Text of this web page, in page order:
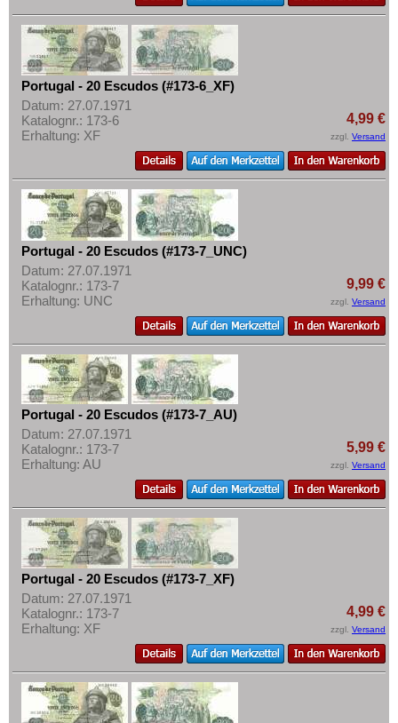
Portugal - 20 Escudos (#173-6_XF)
Datum: 27.07.1971
Katalognr.: 173-6
Erhaltung: XF
4,99 €
zzgl. Versand
Portugal - 20 Escudos (#173-7_UNC)
Datum: 27.07.1971
Katalognr.: 173-7
Erhaltung: UNC
9,99 €
zzgl. Versand
Portugal - 20 Escudos (#173-7_AU)
Datum: 27.07.1971
Katalognr.: 173-7
Erhaltung: AU
5,99 €
zzgl. Versand
Portugal - 20 Escudos (#173-7_XF)
Datum: 27.07.1971
Katalognr.: 173-7
Erhaltung: XF
4,99 €
zzgl. Versand